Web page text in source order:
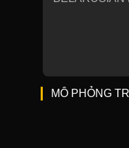
MÔ PHỎNG